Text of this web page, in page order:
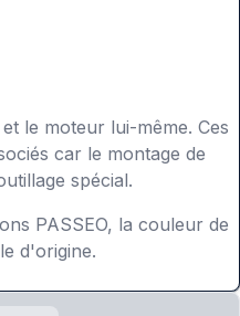
le moteur lui-même. Ces
car le montage de
spécial.
PASSEO, la couleur de
d'origine.